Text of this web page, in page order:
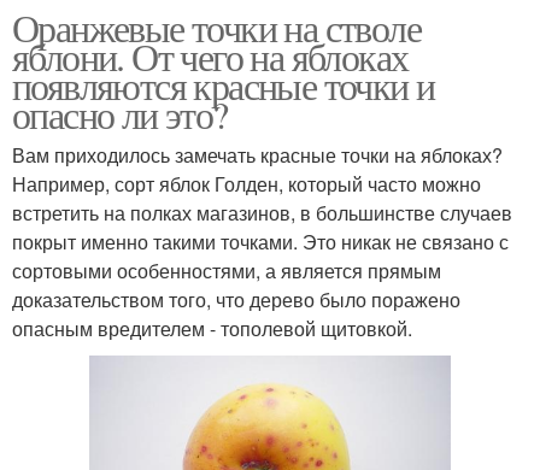
Оранжевые точки на стволе
яблони. От чего на яблоках
появляются красные точки и
опасно ли это?
Вам приходилось замечать красные точки на яблоках?
Например, сорт яблок Голден, который часто можно
встретить на полках магазинов, в большинстве случаев
покрыт именно такими точками. Это никак не связано с
сортовыми особенностями, а является прямым
доказательством того, что дерево было поражено
опасным вредителем - тополевой щитовкой.